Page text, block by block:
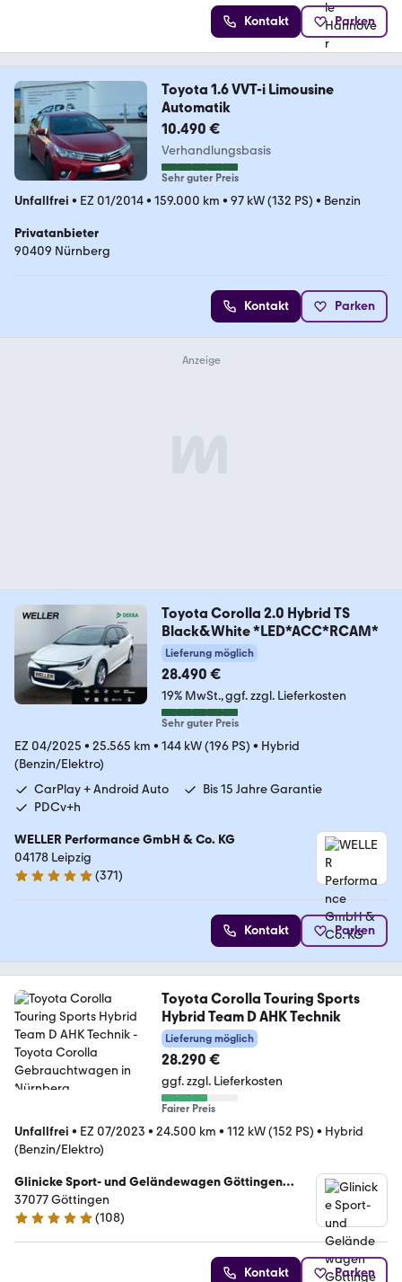
Kontakt Parken
Toyota 1.6 VVT-i Limousine
Automatik
10.490 €
Verhandlungsbasis
Sehr guter Preis
Unfallfrei • EZ 01/2014• 159.000 km • 97 kW (132 PS) • Benzin
Privatanbieter
90409 Nürnberg
Kontakt Parken
Toyota Corolla 2.0 Hybrid TS
Black&White *LED*ACC*RCAM*
Lieferung möglich
28.490 €
19% MwSt. ggf. zzgl. Lieferkosten
Sehr guter Preis
EZ 04/2025 • 25.565 km • 144 kW (196 PS) • Hybrid
(Benzin/Elektro)
CarPlay + Android Auto
Bis 15 Jahre Garantie
PDCv+h
WELLER Performance GmbH & Co. KG
04178 Leipzig
4.8 Sterne
(371)
Kontakt Parken
Toyota Corolla Touring Sports
Hybrid Team D AHK Technik
Lieferung möglich
28.290 €
ggf. zzgl. Lieferkosten
Fairer Preis
Unfallfrei • EZ 07/2023 • 24.500 km • 112 kW (152 PS) • Hybrid
(Benzin/Elektro)
Glinicke Sport- und Geländewagen Göttingen
GmbH & Co.KG
37077 Göttingen
4.9 Sterne
(108)
Kontakt Parken